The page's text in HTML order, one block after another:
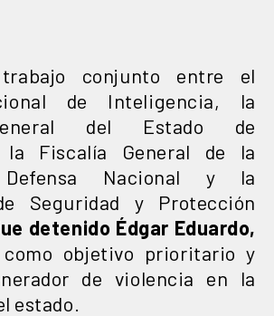
conjunto entre el
de Inteligencia, la
del Estado de
la Fiscalía General de la
Defensa Nacional y la
Seguridad y Protección
detenido Édgar Eduardo,
objetivo prioritario y
de violencia en la
estado.